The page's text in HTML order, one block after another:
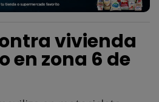
vivienda
en zona 6 de